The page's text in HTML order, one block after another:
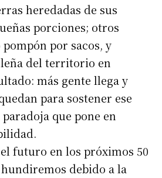
heredadas de sus
porciones; otros
por sacos, y
del territorio en
más gente llega y
para sostener ese
que pone en
futuro en los próximos 50
hundiremos debido a la